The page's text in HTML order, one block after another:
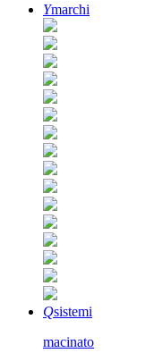
Ymarchi
Qsistemi
macinato